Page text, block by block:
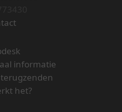
informatie
het?